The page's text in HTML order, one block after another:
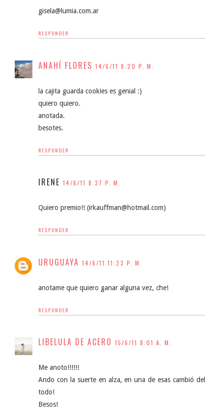
gisela@lumia.com.ar
RESPONDER
ANAHÍ FLORES 14/6/11 8:20 P. M.
la cajita guarda cookies es genial :)
quiero quiero.
anotada.
besotes.
RESPONDER
IRENE 14/6/11 8:37 P. M.
Quiero premio!! (irkauffman@hotmail.com)
RESPONDER
URUGUAYA 14/6/11 11:23 P. M.
anotame que quiero ganar alguna vez, che!
RESPONDER
LIBELULA DE ACERO 15/6/11 8:01 A. M.
Me anoto!!!!!!
Ando con la suerte en alza, en una de esas cambió del
todo!
Besos!